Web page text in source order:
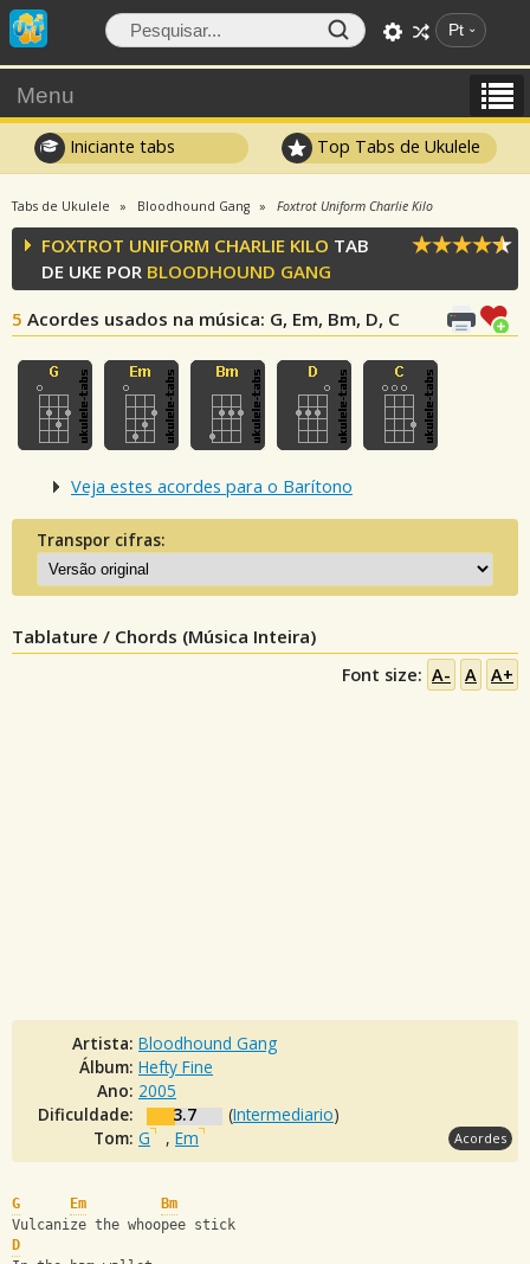
Pt
Menu
Iniciante tabs Top Tabs de Ukulele
Tabs de Ukulele Bloodhound Gang Foxtrot Uniform Charlie Kilo
FOXTROT UNIFORM CHARLIE KILO TAB
DE UKE POR BLOODHOUND GANG
5 Acordes usados na música: G, Em, Bm, D, C
Veja estes acordes para o Barítono
Transpor cifras:
Tablature / Chords (Música Inteira)
Font size: A- A A+
Artista: Bloodhound Gang
Álbum: Hefty Fine
Ano: 2005
Dificuldade:
3.7 (Intermediario)
Tom: G , Em Acordes
G Em
Bm
Vulcanize the whoopee stick
D